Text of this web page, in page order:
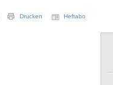
Drucken Heftabo